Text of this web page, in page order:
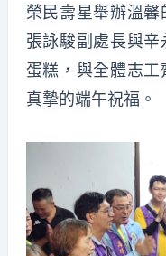
榮民壽星舉辦溫馨
張詠駿副處長與辛
蛋糕，與全體志工
真摯的端午祝福。